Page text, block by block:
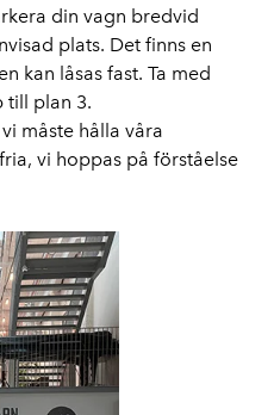
din vagn bredvid
plats. Det finns en
kan låsas fast. Ta med
till plan 3.
måste hålla våra
vi hoppas på förståelse